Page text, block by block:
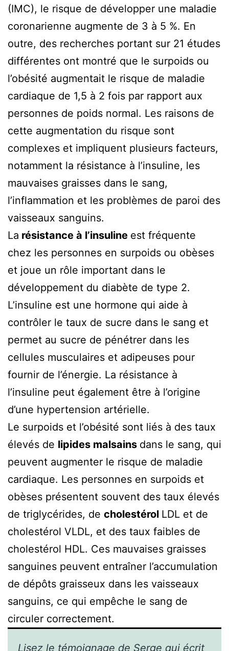
(IMC), le risque de développer une maladie
coronarienne augmente de 3 à 5 %. En
outre, des recherches portant sur 21 études
différentes ont montré que le surpoids ou
l’obésité augmentait le risque de maladie
cardiaque de 1,5 à 2 fois par rapport aux
personnes de poids normal. Les raisons de
cette augmentation du risque sont
complexes et impliquent plusieurs facteurs,
notamment la résistance à l’insuline, les
mauvaises graisses dans le sang,
l’inflammation et les problèmes de paroi des
vaisseaux sanguins.
La résistance à l’insuline est fréquente
chez les personnes en surpoids ou obèses
et joue un rôle important dans le
développement du diabète de type 2.
L’insuline est une hormone qui aide à
contrôler le taux de sucre dans le sang et
permet au sucre de pénétrer dans les
cellules musculaires et adipeuses pour
fournir de l’énergie. La résistance à
l’insuline peut également être à l’origine
d’une hypertension artérielle.
Le surpoids et l’obésité sont liés à des taux
élevés de lipides malsains dans le sang, qui
peuvent augmenter le risque de maladie
cardiaque. Les personnes en surpoids et
obèses présentent souvent des taux élevés
de triglycérides, de cholestérol LDL et de
cholestérol VLDL, et des taux faibles de
cholestérol HDL. Ces mauvaises graisses
sanguines peuvent entraîner l’accumulation
de dépôts graisseux dans les vaisseaux
sanguins, ce qui empêche le sang de
circuler correctement.
Lisez le témoignage de Serge qui écrit